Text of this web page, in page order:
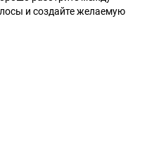
и создайте желаемую